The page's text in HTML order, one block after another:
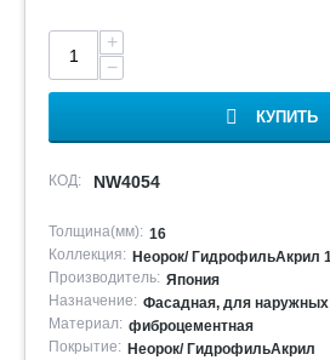
+
−
КУПИТЬ
КОД: NW4054
Толщина(мм): 16
Коллекция: Неорок/ ГидрофильАкрил
Производитель: Япония
Назначение: Фасадная, для наружных
Материал: фиброцементная
Покрытие: Неорок/ ГидрофильАкрил